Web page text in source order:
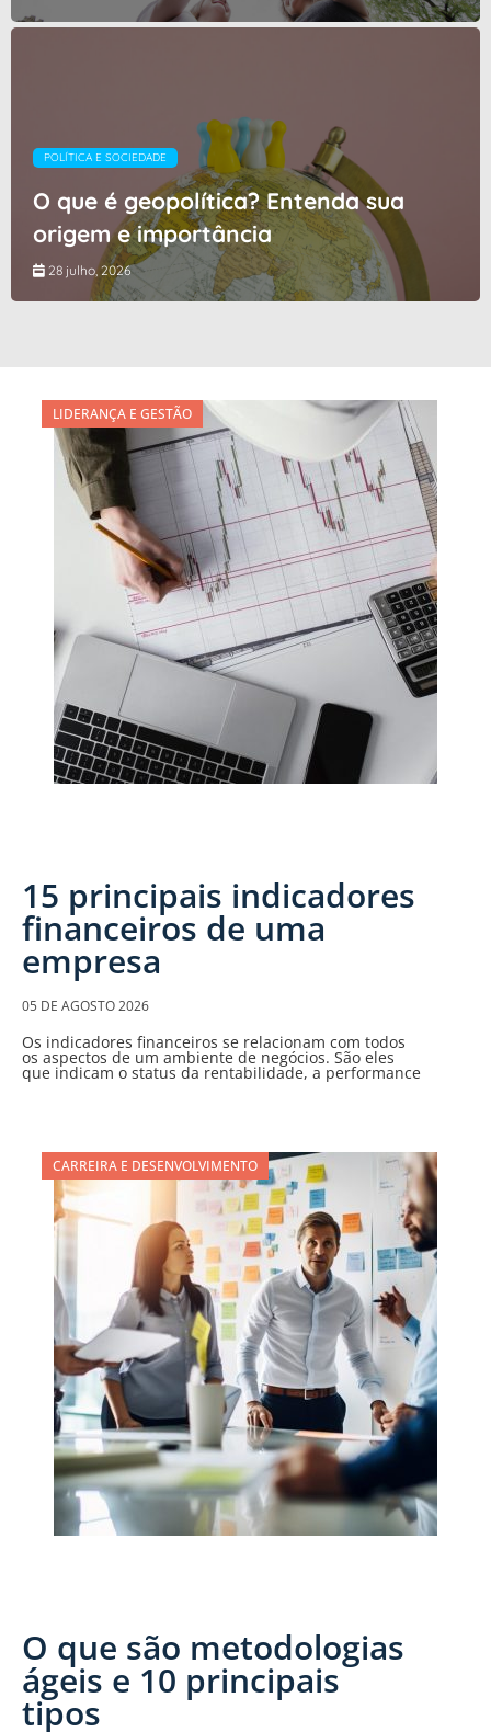
POLÍTICA E SOCIEDADE
O que é geopolítica? Entenda sua
origem e importância
28 julho, 2026
LIDERANÇA E GESTÃO
15 principais indicadores
financeiros de uma
empresa
05 DE AGOSTO 2026
Os indicadores financeiros se relacionam com todos
os aspectos de um ambiente de negócios. São eles
que indicam o status da rentabilidade, a performance
CARREIRA E DESENVOLVIMENTO
O que são metodologias
ágeis e 10 principais
tipos